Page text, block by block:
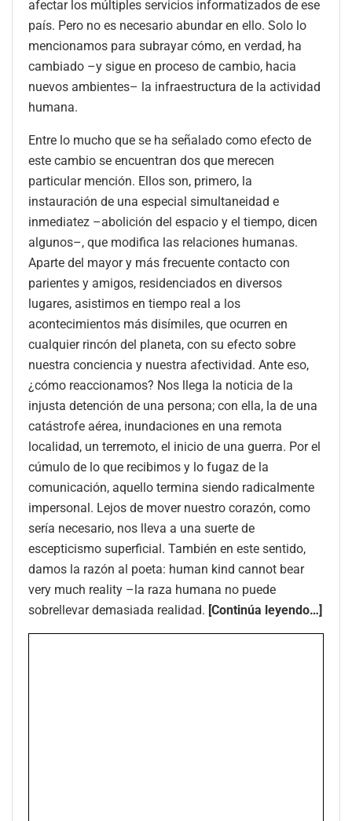
afectar los múltiples servicios informatizados de ese
país. Pero no es necesario abundar en ello. Solo lo
mencionamos para subrayar cómo, en verdad, ha
cambiado –y sigue en proceso de cambio, hacia
nuevos ambientes– la infraestructura de la actividad
humana.
Entre lo mucho que se ha señalado como efecto de
este cambio se encuentran dos que merecen
particular mención. Ellos son, primero, la
instauración de una especial simultaneidad e
inmediatez –abolición del espacio y el tiempo, dicen
algunos–, que modifica las relaciones humanas.
Aparte del mayor y más frecuente contacto con
parientes y amigos, residenciados en diversos
lugares, asistimos en tiempo real a los
acontecimientos más disímiles, que ocurren en
cualquier rincón del planeta, con su efecto sobre
nuestra conciencia y nuestra afectividad. Ante eso,
¿cómo reaccionamos? Nos llega la noticia de la
injusta detención de una persona; con ella, la de una
catástrofe aérea, inundaciones en una remota
localidad, un terremoto, el inicio de una guerra. Por el
cúmulo de lo que recibimos y lo fugaz de la
comunicación, aquello termina siendo radicalmente
impersonal. Lejos de mover nuestro corazón, como
sería necesario, nos lleva a una suerte de
escepticismo superficial. También en este sentido,
damos la razón al poeta: human kind cannot bear
very much reality –la raza humana no puede
sobrellevar demasiada realidad. [Continúa leyendo…]